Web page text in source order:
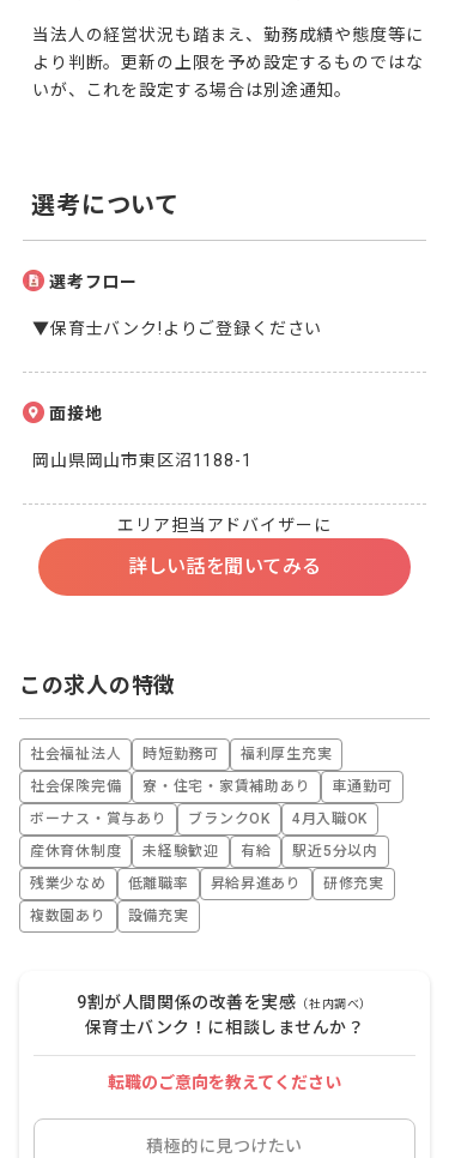
当法人の経営状況も踏まえ、勤務成績や態度等に
より判断。更新の上限を予め設定するものではな
いが、これを設定する場合は別途通知。
選考について
選考フロー
▼保育士バンク!よりご登録ください
面接地
岡山県岡山市東区沼1188-1
エリア担当アドバイザーに
詳しい話を聞いてみる
この求人の特徴
社会福祉法人 時短勤務可
福利厚生充実
社会保険完備
寮・住宅・家賃補助あり
車通勤可
ボーナス・賞与あり
ブランクOK
4月入職OK
産休育休制度
未経験歓迎 有給
駅近5分以内
残業少なめ
低離職率 昇給昇進あり
研修充実
複数園あり
設備充実
9割が人間関係の改善を実感 （社内調べ）
保育士バンク！に相談しませんか？
転職のご意向を教えてください
積極的に見つけたい